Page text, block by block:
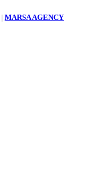
| MARSA AGENCY